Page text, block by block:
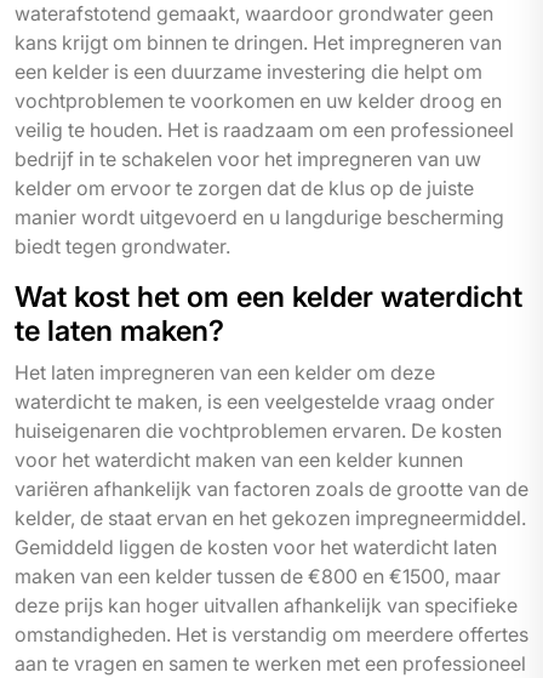
waterafstotend gemaakt, waardoor grondwater geen
kans krijgt om binnen te dringen. Het impregneren van
een kelder is een duurzame investering die helpt om
vochtproblemen te voorkomen en uw kelder droog en
veilig te houden. Het is raadzaam om een professioneel
bedrijf in te schakelen voor het impregneren van uw
kelder om ervoor te zorgen dat de klus op de juiste
manier wordt uitgevoerd en u langdurige bescherming
biedt tegen grondwater.
Wat kost het om een kelder waterdicht
te laten maken?
Het laten impregneren van een kelder om deze
waterdicht te maken, is een veelgestelde vraag onder
huiseigenaren die vochtproblemen ervaren. De kosten
voor het waterdicht maken van een kelder kunnen
variëren afhankelijk van factoren zoals de grootte van de
kelder, de staat ervan en het gekozen impregneermiddel.
Gemiddeld liggen de kosten voor het waterdicht laten
maken van een kelder tussen de €800 en €1500, maar
deze prijs kan hoger uitvallen afhankelijk van specifieke
omstandigheden. Het is verstandig om meerdere offertes
aan te vragen en samen te werken met een professioneel